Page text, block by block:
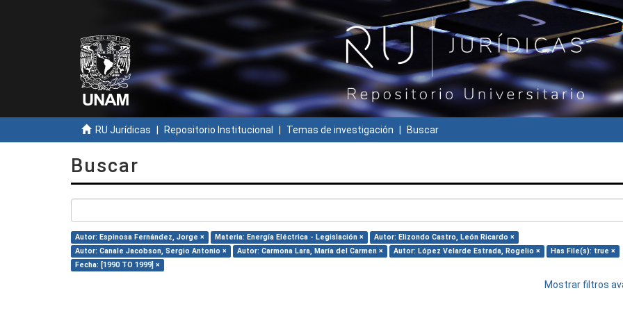
RU Jurídicas Repositorio Institucional Temas de investigación Buscar
Buscar
Autor: Espinosa Fernández, Jorge × Materia: Energía Eléctrica - Legislación ×
Autor: Elizondo Castro, León Ricardo ×
Autor: Canale Jacobson, Sergio Antonio ×
Autor: Carmona Lara, María del Carmen × Autor: López Velarde Estrada, Rogelio ×
Has File(s): true ×
Fecha: [1990 TO 1999] ×
Mostrar filtros